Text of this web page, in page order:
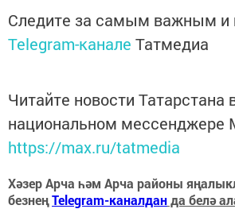
Следите за самым важным и
Telegram-канале Татмедиа
Читайте новости Татарстана
национальном мессенджере
https://max.ru/tatmedia
Хәзер Арча һәм Арча районы
безнеңTelegram-каналданда белә